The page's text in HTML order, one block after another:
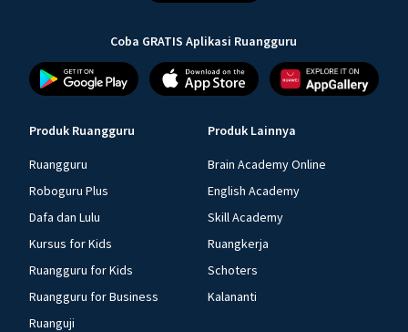
Coba GRATIS Aplikasi Ruangguru
Produk Ruangguru
Ruangguru
Roboguru Plus
Dafa dan Lulu
Kursus for Kids
Ruangguru for Kids
Ruangguru for Business
Ruanguji
Produk Lainnya
Brain Academy Online
English Academy
Skill Academy
Ruangkerja
Schoters
Kalananti